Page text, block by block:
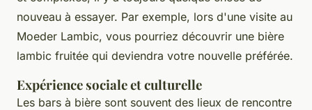
nouveau à essayer. Par exemple, lors d'une visite au
Moeder Lambic, vous pourriez découvrir une bière
lambic fruitée qui deviendra votre nouvelle préférée.
Expérience sociale et culturelle
Les bars à bière sont souvent des lieux de rencontre